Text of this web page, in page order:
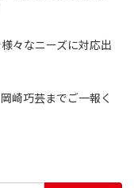
々なニーズに対応出
崎巧芸までご一報く